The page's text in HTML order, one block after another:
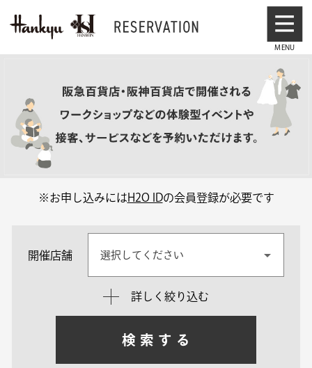
※お申し込みにはH2O IDの会員登録が必要です
開催店舗 選択してください
詳しく絞り込む
検索する